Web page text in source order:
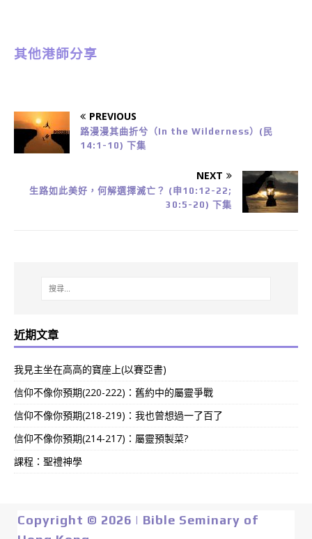
其他港師分享
PREVIOUS
路漫漫其曲折兮（In the Wilderness）(民
14:1-10) 下集
NEXT
生路如此美好，何解選擇滅亡？ (申10:12-22;
30:5-20) 下集
近期文章
我見主坐在高高的寶座上(以賽亞書)
信仰不像你預期(220-222)：舊約中的屬靈爭戰
信仰不像你預期(218-219)：我也曾想過一了百了
信仰不像你預期(214-217)：屬靈預製菜?
課程：聖禮神學
Copyright © 2026 | Bible Seminary of